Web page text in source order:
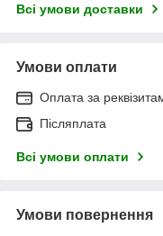
Всі умови доставки
Умови оплати
Оплата за
Післяплата
Всі умови оплати
Умови повернення